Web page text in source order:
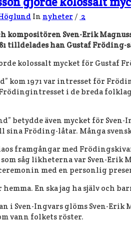
In nyheter / 2
kompositören Sven-Erik
tilldelades han Gustaf
kolossalt mycket för
kom 1971 var intresset för
i de breda
betydde även mycket för
Fröding-låtar. Många
framgångar med
såg likheterna var Sven-Erik
med en personlig
hemma. En ska jag ha själv och
i Sven-Ingvars glöms Sven-
vann folkets röster.